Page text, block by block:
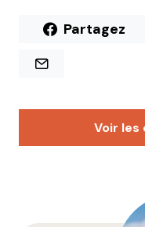
Partagez
Voir
Testé hier. Certes,
et bien